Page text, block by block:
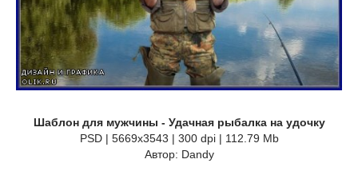
Шаблон для мужчины - Удачная рыбалка на удочку
PSD | 5669x3543 | 300 dpi | 112.79 Mb
Автор: Dandy